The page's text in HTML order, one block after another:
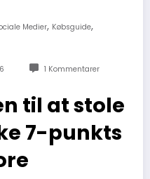
Medier, Købsguide,
1 Kommentarer
til at stole
7-punkts